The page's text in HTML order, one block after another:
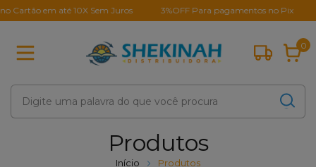
Cartão em até 10X Sem Juros 3%OFF Para pagamentos no Pix
0
Produtos
Início Produtos